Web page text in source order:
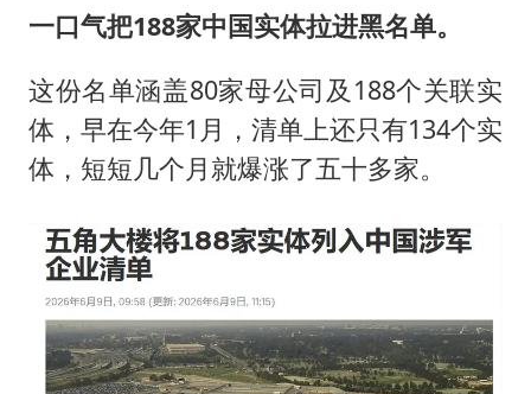
一口气把188家中国实体拉进黑名单。
这份名单涵盖80家母公司及188个关联实
体，早在今年1月，清单上还只有134个实
体，短短几个月就爆涨了五十多家。